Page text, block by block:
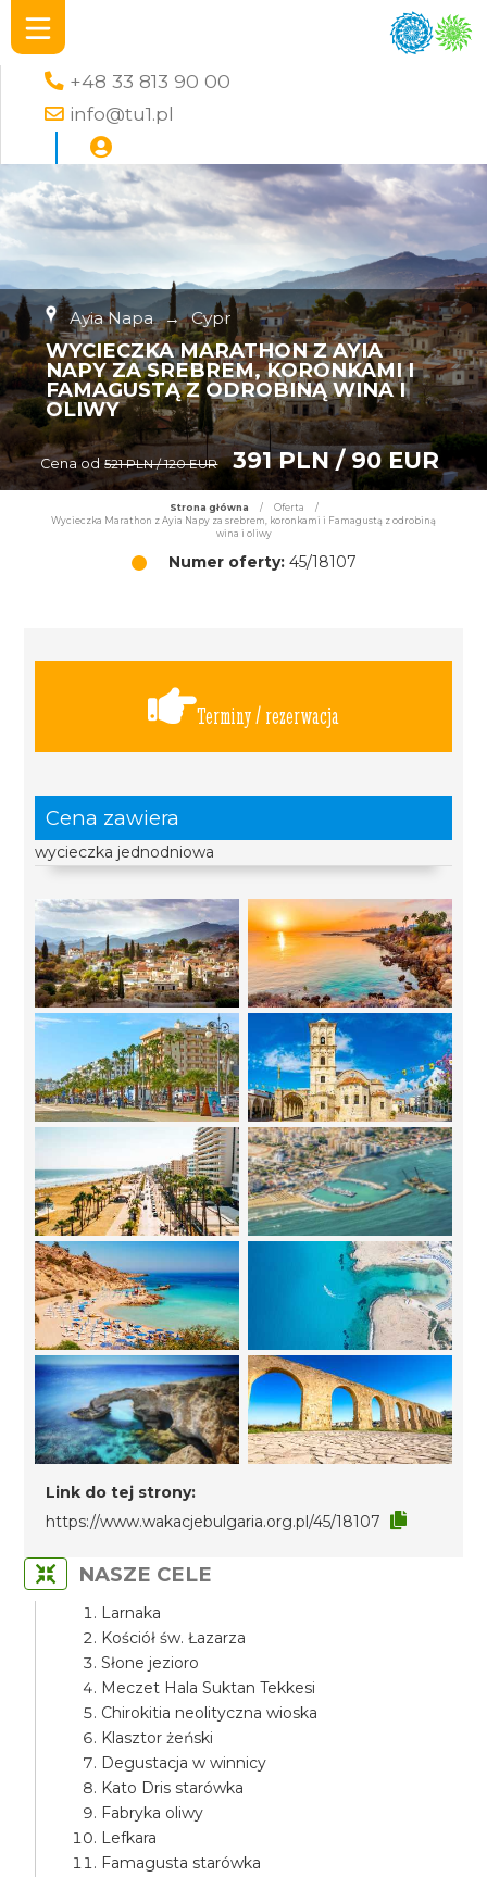
+48 33 813 90 00
info@tu1.pl
Ayia Napa → Cypr
WYCIECZKA MARATHON Z AYIA
NAPY ZA SREBREM, KORONKAMI I
FAMAGUSTĄ Z ODROBINĄ WINA I
OLIWY
Cena od 521 PLN / 120 EUR 391 PLN / 90 EUR
Strona główna / Oferta
/
Wycieczka Marathon z Ayia Napy za srebrem, koronkami i Famagustą z odrobiną
wina i oliwy
Numer oferty:45/18107
Terminy / rezerwacja
Cena zawiera
wycieczka jednodniowa
Link do tej strony:
https://www.wakacjebulgaria.org.pl/45/18107
NASZE CELE
Larnaka
Kościół św. Łazarza
Słone jezioro
Meczet Hala Suktan Tekkesi
Chirokitia neolityczna wioska
Klasztor żeński
Degustacja w winnicy
Kato Dris starówka
Fabryka oliwy
Lefkara
Famagusta starówka